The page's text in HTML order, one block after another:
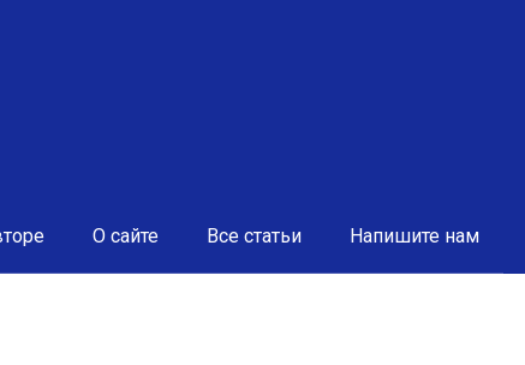
О сайте Все статьи Напишите нам